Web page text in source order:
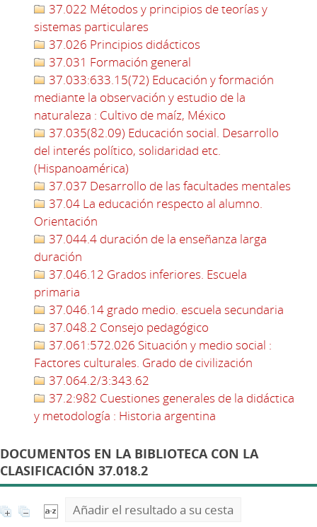
37.022 Métodos y principios de teorías y
sistemas particulares
37.026 Principios didácticos
37.031 Formación general
37.033:633.15(72) Educación y formación
mediante la observación y estudio de la
naturaleza : Cultivo de maíz, México
37.035(82.09) Educación social. Desarrollo
del interés político, solidaridad etc.
(Hispanoamérica)
37.037 Desarrollo de las facultades mentales
37.04 La educación respecto al alumno.
Orientación
37.044.4 duración de la enseñanza larga
duración
37.046.12 Grados inferiores. Escuela
primaria
37.046.14 grado medio. escuela secundaria
37.048.2 Consejo pedagógico
37.061:572.026 Situación y medio social :
Factores culturales. Grado de civilización
37.064.2/3:343.62
37.2:982 Cuestiones generales de la didáctica
y metodología : Historia argentina
DOCUMENTOS EN LA BIBLIOTECA CON LA
CLASIFICACIÓN 37.018.2
Añadir el resultado a su cesta